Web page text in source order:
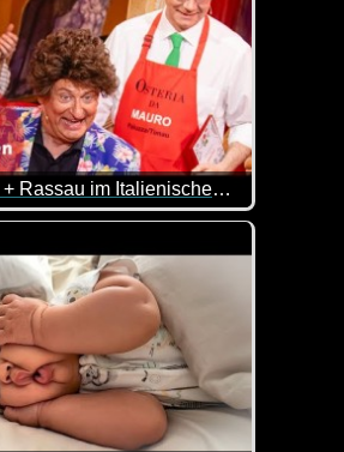
Heißmann + Rassau im Italienischen Bistro - Fastnacht in Franken 2026
Portione Grande, ich hab Hunger.